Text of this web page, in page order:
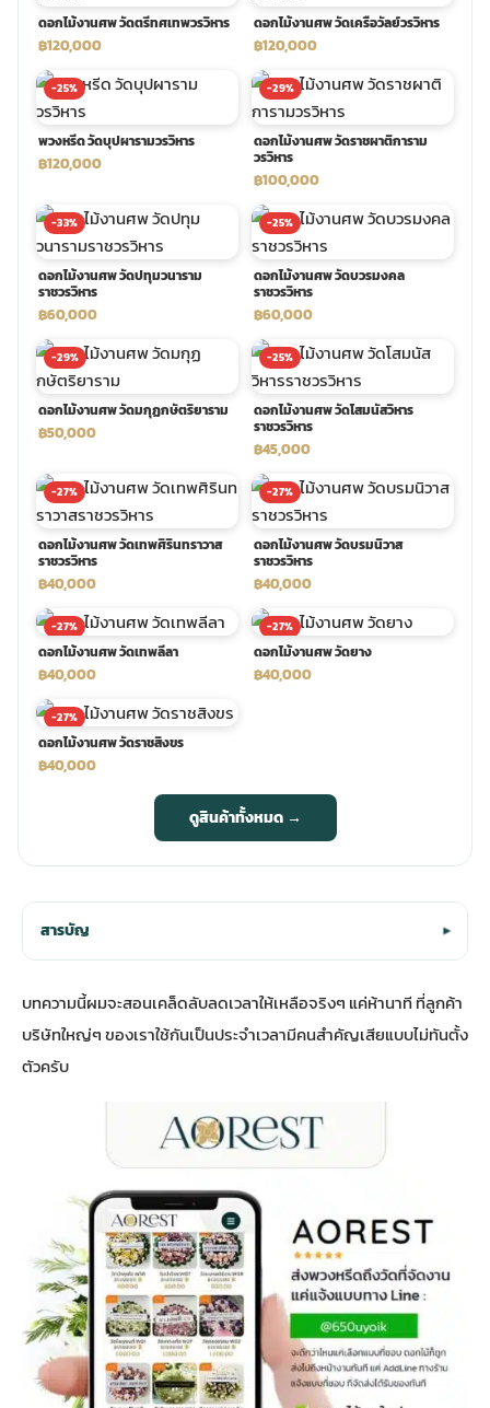
จัดดอกไม้งานศพ ราคา
ดอกไม้งานศพ ส่งฟรี
ดอกไม้งานศพ ออนไลน์
พวงดอกไม้งานศพ
tpdecorate ปูพื้น
พวงหรีด ปากคลองตลาด ราคา
พวงหรีด ส่งด่วน วันนี้
ดอกไม้งานศพ วัดตรีทศเทพวรวิหาร
฿120,000
ดอกไม้งานศพ วัดเครือวัลย์วรวิหาร
฿120,000
-25%
พวงหรีด วัดบุปผารามวรวิหาร
฿120,000
-29%
ดอกไม้งานศพ วัดราชผาติการาม
วรวิหาร
฿100,000
-33%
ดอกไม้งานศพ วัดปทุมวนาราม
ราชวรวิหาร
฿60,000
-25%
ดอกไม้งานศพ วัดบวรมงคล
ราชวรวิหาร
฿60,000
-29%
ดอกไม้งานศพ วัดมกุฏกษัตริยาราม
฿50,000
-25%
ดอกไม้งานศพ วัดโสมนัสวิหาร
ราชวรวิหาร
฿45,000
-27%
ดอกไม้งานศพ วัดเทพศิรินทราวาส
ราชวรวิหาร
฿40,000
-27%
ดอกไม้งานศพ วัดบรมนิวาส
ราชวรวิหาร
฿40,000
-27%
ดอกไม้งานศพ วัดเทพลีลา
฿40,000
-27%
ดอกไม้งานศพ วัดยาง
฿40,000
-27%
ดอกไม้งานศพ วัดราชสิงขร
฿40,000
ดูสินค้าทั้งหมด →
สารบัญ ▾
บทความนี้ผมจะสอนเคล็ดลับลดเวลาให้เหลือจริงๆ แค่ห้านาที ที่ลูกค้า
บริษัทใหญ่ๆ ของเราใช้กันเป็นประจำเวลามีคนสำคัญเสียแบบไม่ทันตั้ง
ตัวครับ